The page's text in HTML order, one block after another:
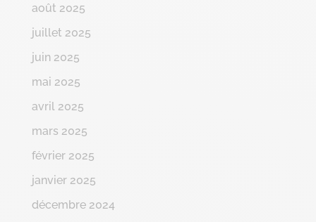
août 2025
juillet 2025
juin 2025
mai 2025
avril 2025
mars 2025
février 2025
janvier 2025
décembre 2024